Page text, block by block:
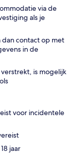
via de
als je
contact op met
in de
is mogelijk
voor incidentele
jaar